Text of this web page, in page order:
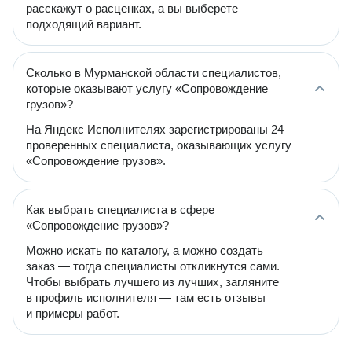
расскажут о расценках, а вы выберете
подходящий вариант.
Сколько в Мурманской области специалистов,
которые оказывают услугу «Сопровождение
грузов»?
На Яндекс Исполнителях зарегистрированы 24
проверенных специалиста, оказывающих услугу
«Сопровождение грузов».
Как выбрать специалиста в сфере
«Сопровождение грузов»?
Можно искать по каталогу, а можно создать
заказ — тогда специалисты откликнутся сами.
Чтобы выбрать лучшего из лучших, загляните
в профиль исполнителя — там есть отзывы
и примеры работ.